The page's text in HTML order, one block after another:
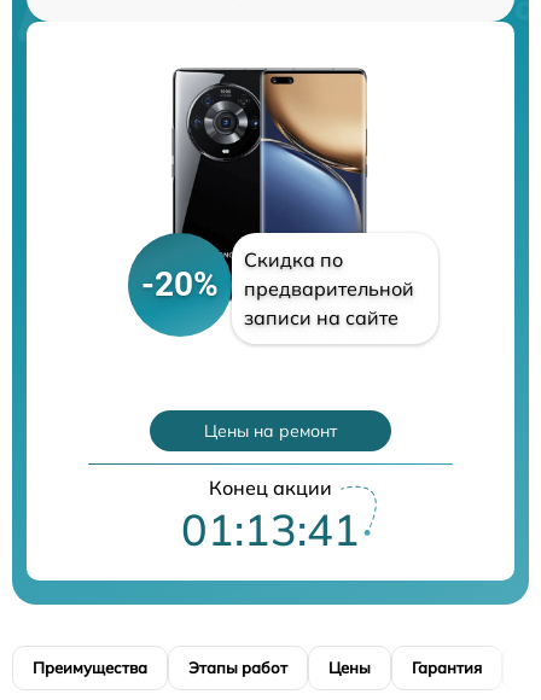
-20%
Скидка по
предварительной
записи на сайте
Цены на ремонт
Конец акции
01:13:39
Преимущества Этапы работ Цены Гарантия